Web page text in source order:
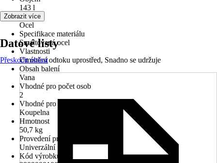
143 l
Materiál
Ocel
Specifikace materiálu
Smaltovaná ocel
Vlastnosti
Umístění odtoku uprostřed, Snadno se udržuje
Obsah balení
Vana
Vhodné pro počet osob
2
Vhodné pro prostory
Koupelna
Hmotnost
50,7 kg
Provedení pro rohovou montáž
Univerzální
Kód výrobku
Zobrazit více
Datové listy
Přeskočit oblast